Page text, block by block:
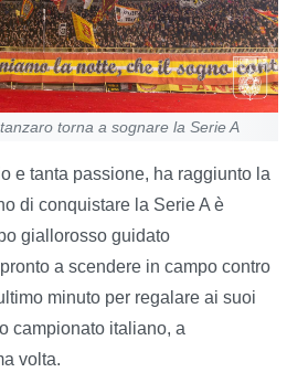
torna a sognare la Serie A
e tanta passione, ha raggiunto la
di conquistare la Serie A è
giallorosso guidato
a scendere in campo contro
minuto per regalare ai suoi
campionato italiano, a
volta.